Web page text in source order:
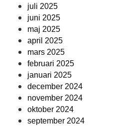
juli 2025
juni 2025
maj 2025
april 2025
mars 2025
februari 2025
januari 2025
december 2024
november 2024
oktober 2024
september 2024